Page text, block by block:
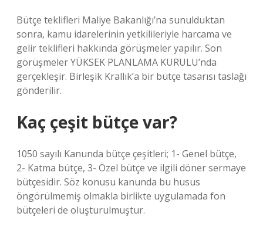
Bütçe teklifleri Maliye Bakanlığı’na sunulduktan
sonra, kamu idarelerinin yetkilileriyle harcama ve
gelir teklifleri hakkında görüşmeler yapılır. Son
görüşmeler YÜKSEK PLANLAMA KURULU’nda
gerçekleşir. Birleşik Krallık’a bir bütçe tasarısı taslağı
gönderilir.
Kaç çeşit bütçe var?
1050 sayılı Kanunda bütçe çeşitleri; 1- Genel bütçe,
2- Katma bütçe, 3- Özel bütçe ve ilgili döner sermaye
bütçesidir. Söz konusu kanunda bu husus
öngörülmemiş olmakla birlikte uygulamada fon
bütçeleri de oluşturulmuştur.